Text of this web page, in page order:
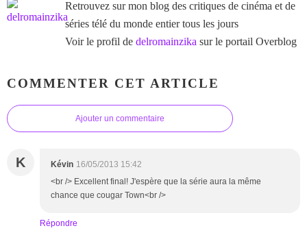
Retrouvez sur mon blog des critiques de cinéma et de
séries télé du monde entier tous les jours
Voir le profil de delromainzika sur le portail Overblog
COMMENTER CET ARTICLE
Ajouter un commentaire
K Kévin 16/05/2013 15:42
<br /> Excellent final! J'espère que la série aura la même
chance que cougar Town<br />
Répondre